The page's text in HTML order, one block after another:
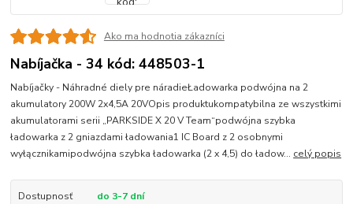
Ako ma hodnotia zákazníci
Nabíjačka - 34 kód: 448503-1
Nabíjačky - Náhradné diely pre náradieŁadowarka podwójna na 2
akumulatory 200W 2x4,5A 20VOpis produktukompatybilna ze wszystkimi
akumulatorami serii „PARKSIDE X 20 V Team“podwójna szybka
ładowarka z 2 gniazdami ładowania1 IC Board z 2 osobnymi
wyłącznikamipodwójna szybka ładowarka (2 x 4,5) do ładow... celý popis
Dostupnosť do 3-7 dní